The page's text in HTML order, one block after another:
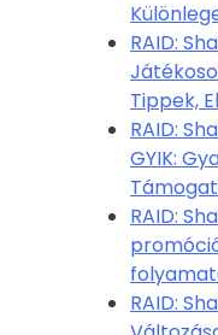
RAID:
Tippek,
RAID:
GYIK:
RAID:
RAID: